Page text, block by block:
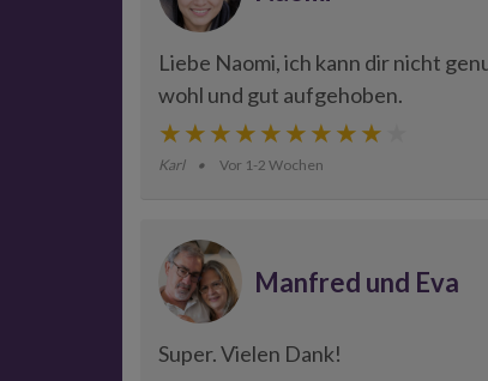
Liebe Naomi, ich kann dir nicht
wohl und gut aufgehoben.
Karl Vor 1-2 Wochen
Manfred und Eva
Super. Vielen Dank!